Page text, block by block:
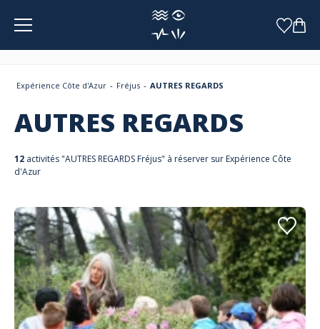
Panneau de gestion des cookies
Expérience Côte d'Azur Fréjus AUTRES REGARDS
AUTRES REGARDS
12 activités "AUTRES REGARDS Fréjus" à réserver sur Expérience Côte
d'Azur